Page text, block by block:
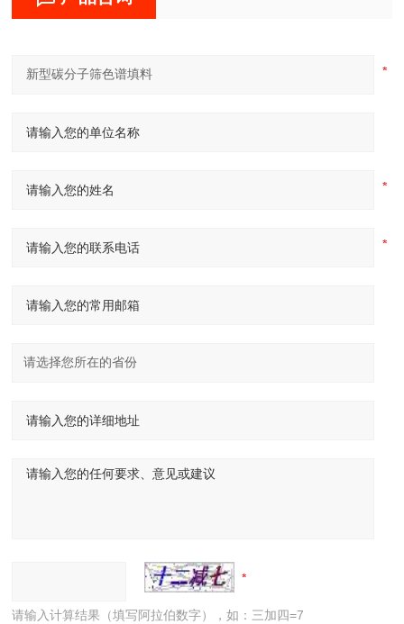
请输入计算结果（填写阿拉伯数字），如：三加四=7